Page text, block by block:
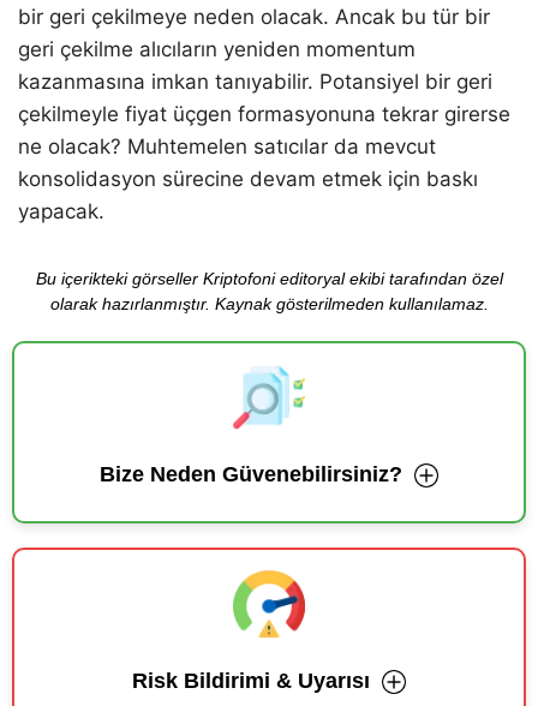
bir geri çekilmeye neden olacak. Ancak bu tür bir
geri çekilme alıcıların yeniden momentum
kazanmasına imkan tanıyabilir. Potansiyel bir geri
çekilmeyle fiyat üçgen formasyonuna tekrar girerse
ne olacak? Muhtemelen satıcılar da mevcut
konsolidasyon sürecine devam etmek için baskı
yapacak.
Bu içerikteki görseller Kriptofoni editoryal ekibi tarafından özel
olarak hazırlanmıştır. Kaynak gösterilmeden kullanılamaz.
Bize Neden Güvenebilirsiniz?
Risk Bildirimi & Uyarısı